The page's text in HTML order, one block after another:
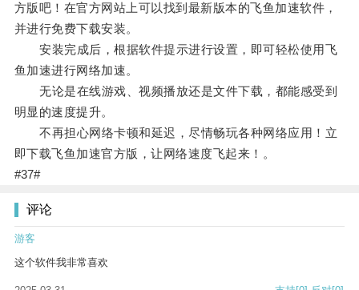
方版吧！在官方网站上可以找到最新版本的飞鱼加速软件，
并进行免费下载安装。
安装完成后，根据软件提示进行设置，即可轻松使用飞
鱼加速进行网络加速。
无论是在线游戏、视频播放还是文件下载，都能感受到
明显的速度提升。
不再担心网络卡顿和延迟，尽情畅玩各种网络应用！立
即下载飞鱼加速官方版，让网络速度飞起来！。
#37#
评论
游客
这个软件我非常喜欢